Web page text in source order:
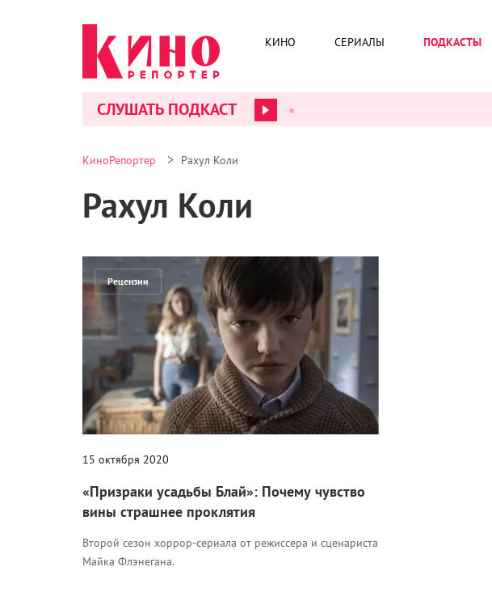
КИНО СЕРИАЛЫ ПОДКАСТЫ
СЛУШАТЬ ПОДКАСТ
КиноРепортер > Рахул Коли
Рахул Коли
Рецензии
15 октября 2020
«Призраки усадьбы Блай»: Почему чувство
вины страшнее проклятия
Второй сезон хоррор-сериала от режиссера и сценариста
Майка Флэнегана.